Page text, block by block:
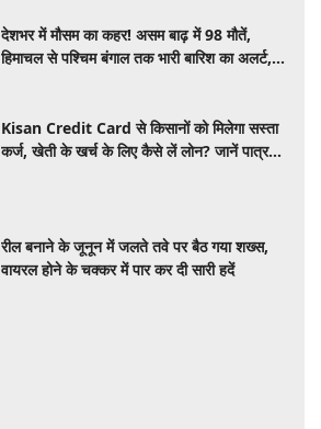
देशभर में मौसम का कहर! असम बाढ़ में 98 मौतें,
हिमाचल से पश्चिम बंगाल तक भारी बारिश का अलर्ट,
Kisan Credit Card से किसानों को मिलेगा सस्ता
कर्ज, खेती के खर्च के लिए कैसे लें लोन? जानें पात्रता
रील बनाने के जूनून में जलते तवे पर बैठ गया शख्स,
वायरल होने के चक्कर में पार कर दी सारी हदें